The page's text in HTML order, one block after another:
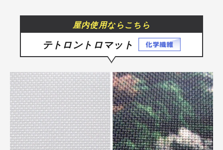
屋内使用ならこちら
テトロントロマット